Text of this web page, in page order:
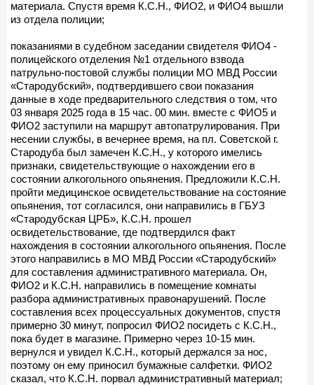
материала. Спустя время К.С.Н., ФИО2, и ФИО4 вышли
из отдела полиции;
показаниями в судебном заседании свидетеля ФИО4 -
полицейского отделения №1 отдельного взвода
патрульно-постовой службы полиции МО МВД России
«Стародубский», подтвердившего свои показания
данные в ходе предварительного следствия о том, что
03 января 2025 года в 15 час. 00 мин. вместе с ФИО5 и
ФИО2 заступили на маршрут автопатрулирования. При
несении службы, в вечернее время, на пл. Советской г.
Стародуба был замечен К.С.Н., у которого имелись
признаки, свидетельствующие о нахождении его в
состоянии алкогольного опьянения. Предложили К.С.Н.
пройти медицинское освидетельствование на состояние
опьянения, тот согласился, они направились в ГБУЗ
«Стародубская ЦРБ», К.С.Н. прошел
освидетельствование, где подтвердился факт
нахождения в состоянии алкогольного опьянения. После
этого направились в МО МВД России «Стародубский»
для составления административного материала. Он,
ФИО2 и К.С.Н. направились в помещение комнаты
разбора административных правонарушений. После
составления всех процессуальных документов, спустя
примерно 30 минут, попросил ФИО2 посидеть с К.С.Н.,
пока будет в магазине. Примерно через 10-15 мин.
вернулся и увидел К.С.Н., который держался за нос,
поэтому он ему приносил бумажные салфетки. ФИО2
сказал, что К.С.Н. порвал административный материал;